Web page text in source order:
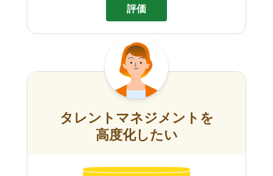
評価
タレントマネジメントを
高度化したい